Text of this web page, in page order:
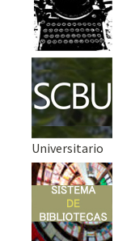
Universitario